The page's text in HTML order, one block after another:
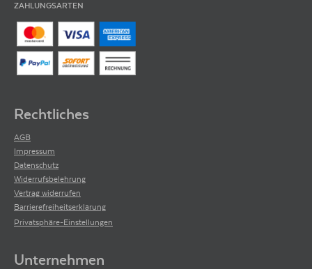
ZAHLUNGSARTEN
Rechtliches
AGB
Impressum
Datenschutz
Widerrufsbelehrung
Vertrag widerrufen
Barrierefreiheitserklärung
Privatsphäre-Einstellungen
Unternehmen